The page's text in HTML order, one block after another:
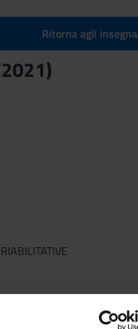
Ritorna agli